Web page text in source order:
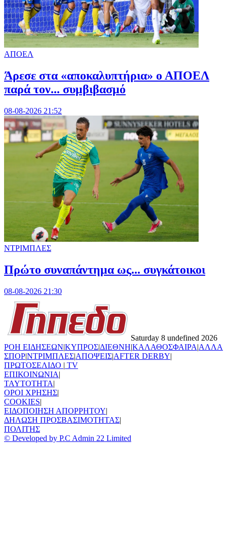
ΑΠΟΕΛ
Άρεσε στα «αποκαλυπτήρια» ο ΑΠΟΕΛ
παρά τον... συμβιβασμό
08-08-2026 21:52
ΝΤΡΙΜΠΛΕΣ
Πρώτο συναπάντημα ως... συγκάτοικοι
08-08-2026 21:30
Saturday 8 undefined 2026
ΡΟΗ ΕΙΔΗΣΕΩΝ|ΚΥΠΡΟΣ|ΔΙΕΘΝΗ|ΚΑΛΑΘΟΣΦΑΙΡΑ|ΑΛΛΑ
ΣΠΟΡ|ΝΤΡΙΜΠΛΕΣ|ΑΠΟΨΕΙΣ|AFTER DERBY|
ΠΡΩΤΟΣΕΛΙΔΟ | TV
ΕΠΙΚΟΙΝΩΝΙΑ|
TAYTOTHTA|
ΟΡΟΙ ΧΡΗΣΗΣ|
COOKIES|
ΕΙΔΟΠΟΙΗΣΗ ΑΠΟΡΡΗΤΟΥ|
ΔΗΛΩΣΗ ΠΡΟΣΒΑΣΙΜΟΤΗΤΑΣ|
ΠΟΛΙΤΗΣ
© Developed by P.C Admin 22 Limited